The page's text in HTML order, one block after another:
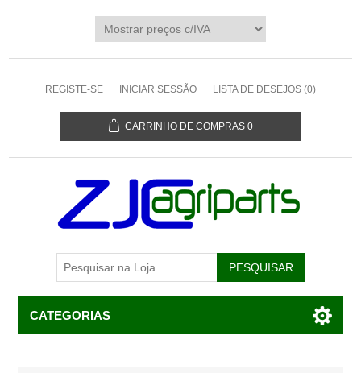
REGISTE-SE INICIAR SESSÃO LISTA DE DESEJOS (0)
CARRINHO DE COMPRAS 0
CATEGORIAS